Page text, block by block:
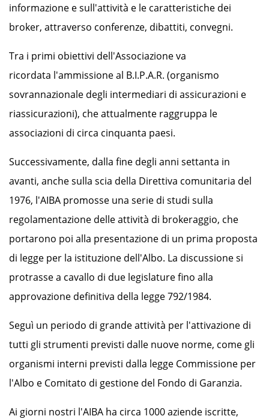
informazione e sull'attività e le caratteristiche dei
broker, attraverso conferenze, dibattiti, convegni.
Tra i primi obiettivi dell'Associazione va
ricordata l'ammissione al B.I.P.A.R. (organismo
sovrannazionale degli intermediari di assicurazioni e
riassicurazioni), che attualmente raggruppa le
associazioni di circa cinquanta paesi.
Successivamente, dalla fine degli anni settanta in
avanti, anche sulla scia della Direttiva comunitaria del
1976, l'AIBA promosse una serie di studi sulla
regolamentazione delle attività di brokeraggio, che
portarono poi alla presentazione di un prima proposta
di legge per la istituzione dell'Albo. La discussione si
protrasse a cavallo di due legislature fino alla
approvazione definitiva della legge 792/1984.
Seguì un periodo di grande attività per l'attivazione di
tutti gli strumenti previsti dalle nuove norme, come gli
organismi interni previsti dalla legge Commissione per
l'Albo e Comitato di gestione del Fondo di Garanzia.
Ai giorni nostri l'AIBA ha circa 1000 aziende iscritte,